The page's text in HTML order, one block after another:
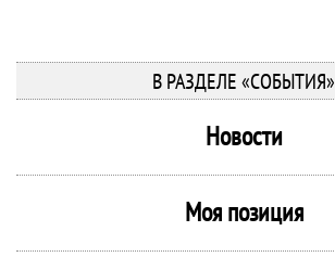
В РАЗДЕЛЕ «СОБЫТИЯ»
Новости
Моя позиция